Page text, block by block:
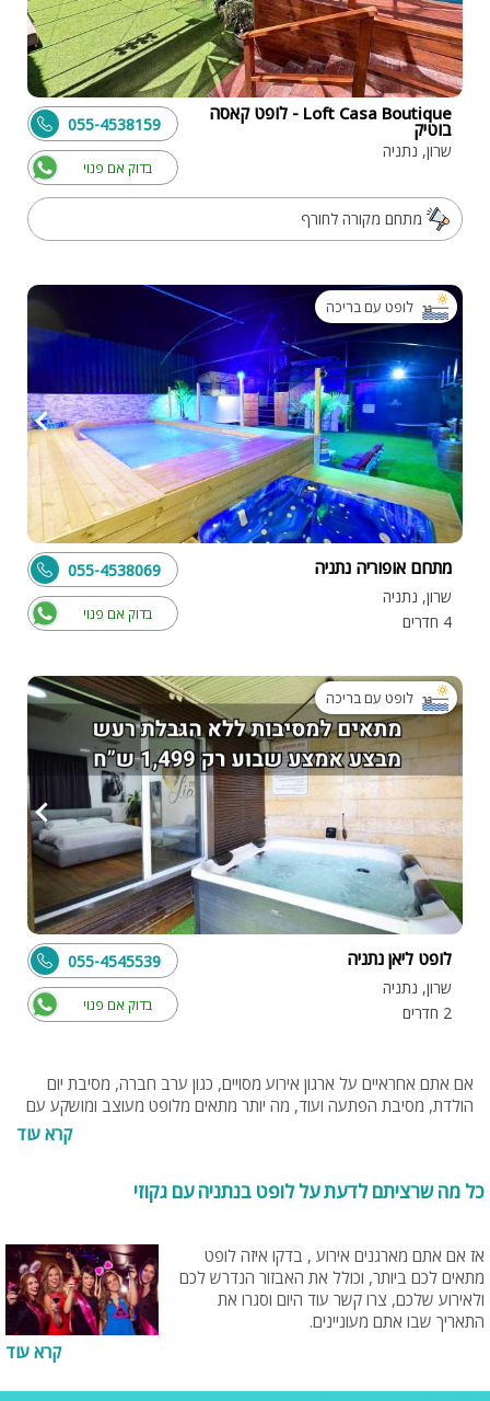
Loft Casa Boutique - לופט קאסה
בוטיק
שרון, נתניה
בדוק אם פנוי
055-4538159
מתחם מקורה לחורף
לופט עם בריכה
מתחם אופוריה נתניה
שרון, נתניה
4 חדרים
בדוק אם פנוי
055-4538069
לופט עם בריכה
לופט ליאן נתניה
שרון, נתניה
2 חדרים
בדוק אם פנוי
055-4545539
אם אתם אחראיים על ארגון אירוע מסויים, כגון ערב חברה, מסיבת יום
הולדת, מסיבת הפתעה ועוד, מה יותר מתאים מלופט מעוצב ומושקע עם
ג'קוזי מפנק לאירוע מנצח? בעיר התיירותית נתניה יש מגוון לופטים
המתאימים למגוון אירועים, כל שעליכם לעשות זה לבחור את הלופט
ג'קוזי מרווח ולוהט בו תוכלו להשתכשך ולהנות עם האורחים שלכם. לופט
ייחודית.
קרא עוד
כל מה שרציתם לדעת על לופט בנתניה עם גקוזי
אז אם אתם מארגנים אירוע , בדקו איזה לופט
מתאים לכם ביותר, וכולל את האבזור הנדרש לכם
ולאירוע שלכם, צרו קשר עוד היום וסגרו את
התאריך שבו אתם מעוניינים.
קרא עוד